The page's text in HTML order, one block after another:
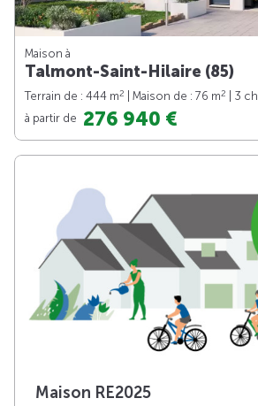
Maison à
Talmont-Saint-Hilaire (85)
Terrain de : 444 m2 | Maison de : 76 m2
| 3 ch.
à partir de 276 940 €
Maison RE2025